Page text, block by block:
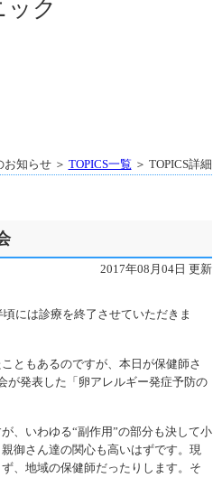
知らせ ＞ TOPICS一覧 ＞ TOPICS詳細
2017年08月04日 更新
には診療を終了させていただきま
ともあるのですが、本日が保健師さ
が発表した「卵アレルギー発症予防の
、いわゆる“副作用”の部分も決して小
御さん達の関心も高いはずです。現
、地域の保健師だったりします。そ